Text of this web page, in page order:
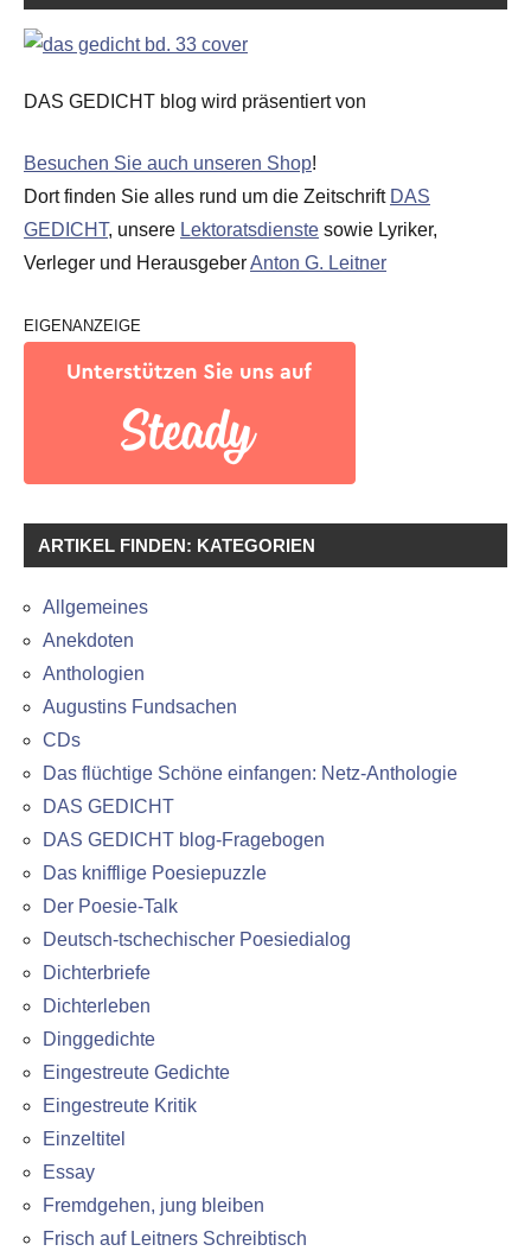
DAS GEDICHT blog wird präsentiert von
Besuchen Sie auch unseren Shop!
Dort finden Sie alles rund um die Zeitschrift DAS
GEDICHT, unsere Lektoratsdienste sowie Lyriker,
Verleger und HerausgeberAnton G. Leitner
EIGENANZEIGE
ARTIKEL FINDEN: KATEGORIEN
Allgemeines
Anekdoten
Anthologien
Augustins Fundsachen
CDs
Das flüchtige Schöne einfangen: Netz-Anthologie
DAS GEDICHT
DAS GEDICHT blog-Fragebogen
Das knifflige Poesiepuzzle
Der Poesie-Talk
Deutsch-tschechischer Poesiedialog
Dichterbriefe
Dichterleben
Dinggedichte
Eingestreute Gedichte
Eingestreute Kritik
Einzeltitel
Essay
Fremdgehen, jung bleiben
Frisch auf Leitners Schreibtisch